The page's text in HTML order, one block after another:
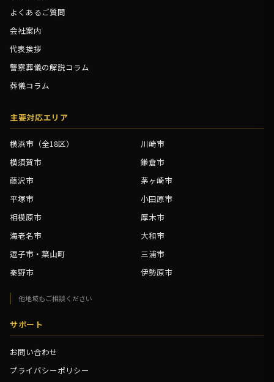
よくあるご質問
会社案内
代表挨拶
警察葬儀の解説コラム
葬儀コラム
主要対応エリア
横浜市（全18区）
川崎市
横須賀市
鎌倉市
藤沢市
茅ヶ崎市
平塚市
小田原市
相模原市
厚木市
海老名市
大和市
逗子市・葉山町
三浦市
秦野市
伊勢原市
他地域もご相談ください
サポート
お問い合わせ
プライバシーポリシー